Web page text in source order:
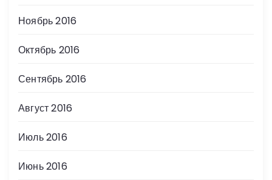
Ноябрь 2016
Октябрь 2016
Сентябрь 2016
Август 2016
Июль 2016
Июнь 2016